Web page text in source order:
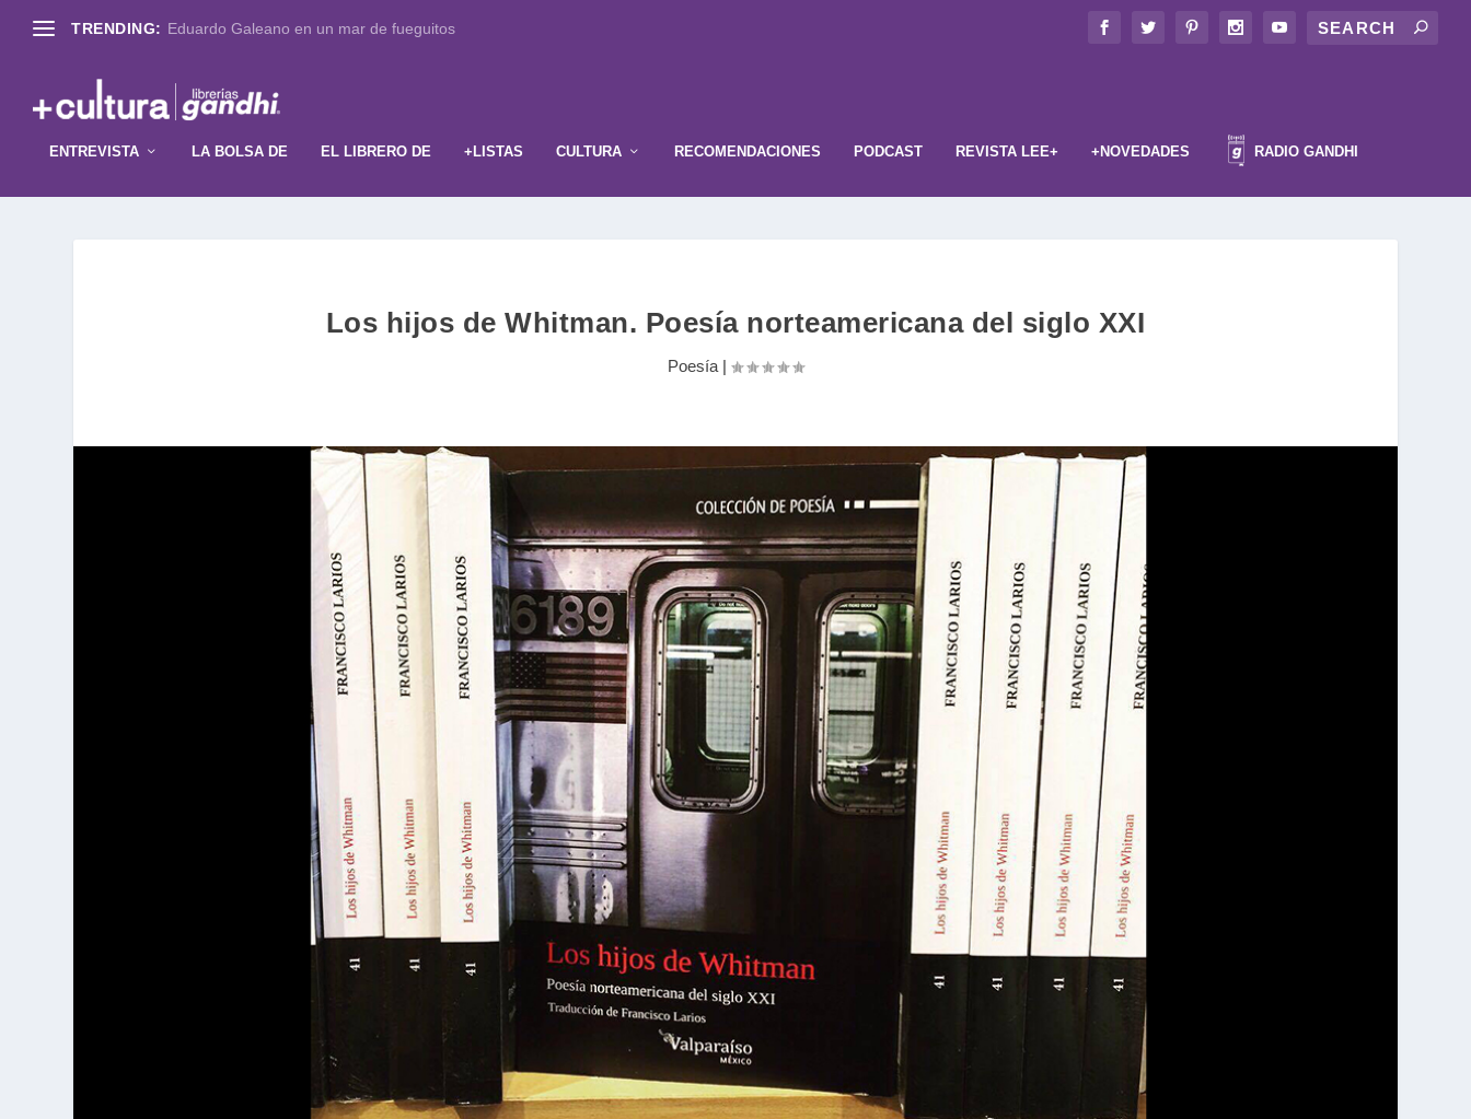
TRENDING: Eduardo Galeano en un mar de fueguitos
ENTREVISTA LA BOLSA DE EL LIBRERO DE +LISTAS CULTURA RECOMENDACIONES PODCAST REVISTA LEE+ +NOVEDADES RADIO GANDHI
Los hijos de Whitman. Poesía norteamericana del siglo XXI
Poesía |